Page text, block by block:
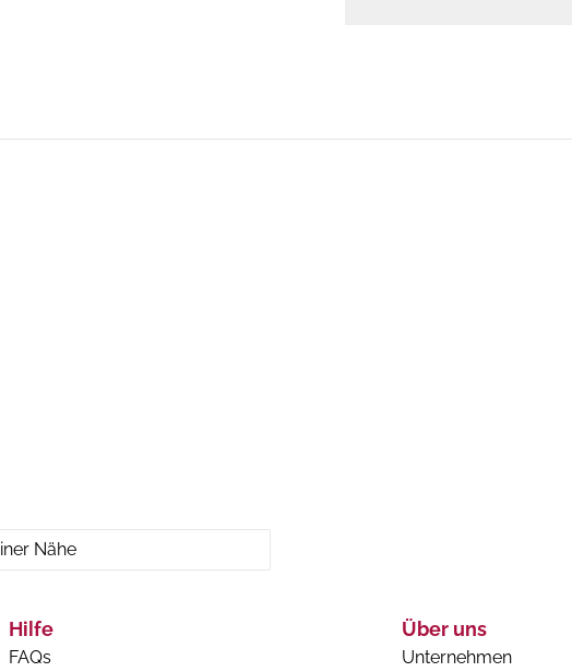
Nähe
Hilfe
FAQs
Über uns
Unternehmen